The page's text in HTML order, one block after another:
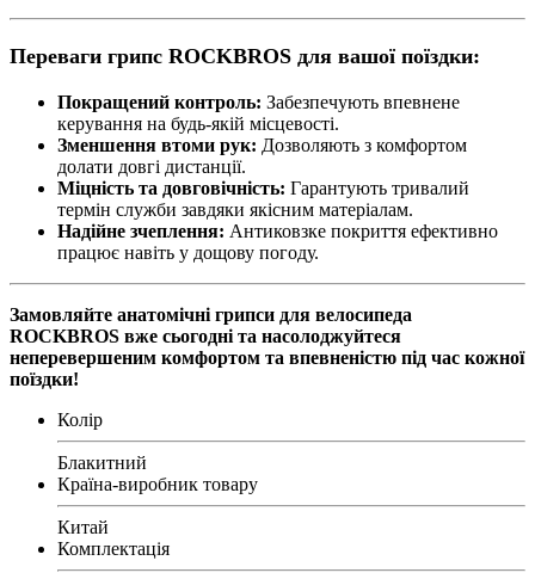
Переваги грипс ROCKBROS для вашої поїздки:
Покращений контроль: Забезпечують впевнене
керування на будь-якій місцевості.
Зменшення втоми рук: Дозволяють з комфортом
долати довгі дистанції.
Міцність та довговічність: Гарантують тривалий
термін служби завдяки якісним матеріалам.
Надійне зчеплення: Антиковзке покриття ефективно
працює навіть у дощову погоду.
Замовляйте анатомічні грипси для велосипеда
ROCKBROS вже сьогодні та насолоджуйтеся
неперевершеним комфортом та впевненістю під час кожної
поїздки!
Колір
Блакитний
Країна-виробник товару
Китай
Комплектація